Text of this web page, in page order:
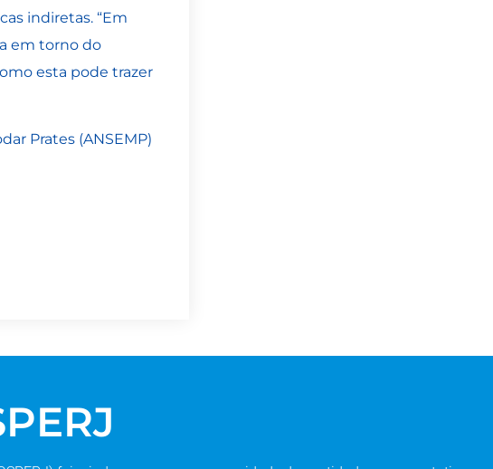
indiretas. “Em
em torno do
esta pode trazer
Prates (ANSEMP)